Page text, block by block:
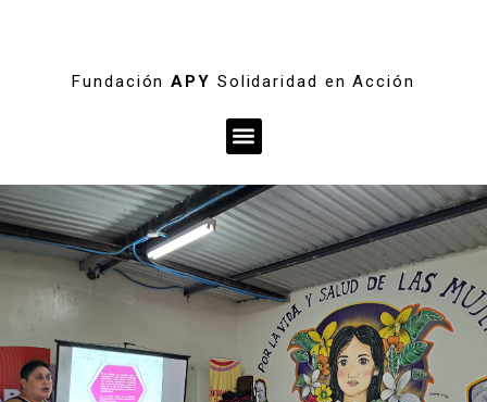
Fundación APY Solidaridad en Acción
Menú